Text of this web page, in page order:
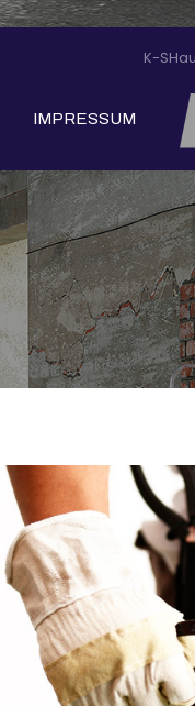
K-
IMPRESSUM